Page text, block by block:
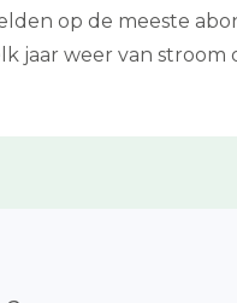
op de meeste
jaar weer van